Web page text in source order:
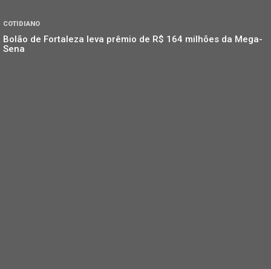
COTIDIANO
Bolão de Fortaleza leva prêmio de R$ 164 milhões da Mega-
Sena